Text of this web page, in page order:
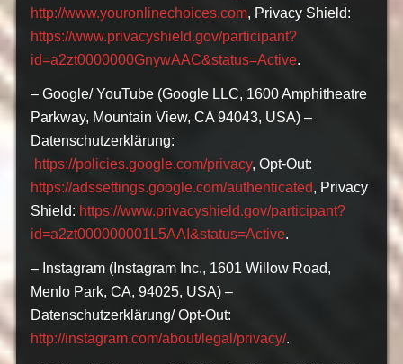
http://www.youronlinechoices.com, Privacy Shield:
https://www.privacyshield.gov/participant?
id=a2zt0000000GnywAAC&status=Active.
– Google/ YouTube (Google LLC, 1600 Amphitheatre
Parkway, Mountain View, CA 94043, USA) –
Datenschutzerklärung:
https://policies.google.com/privacy, Opt-Out:
https://adssettings.google.com/authenticated, Privacy
Shield: https://www.privacyshield.gov/participant?
id=a2zt000000001L5AAI&status=Active.
– Instagram (Instagram Inc., 1601 Willow Road,
Menlo Park, CA, 94025, USA) –
Datenschutzerklärung/ Opt-Out:
http://instagram.com/about/legal/privacy/.